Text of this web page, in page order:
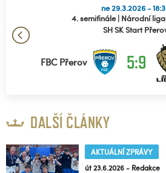
ne 29.3.2026 -
4. semifinále | Národní
SH SK Start
FBC Přerov 5:9
DALŠÍ ČLÁNKY
AKTUÁLNÍ ZPRÁVY
út 23.6.2026 - Redakce